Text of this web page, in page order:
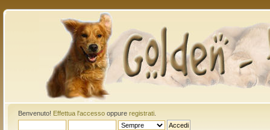
Benvenuto! Effettua l'accessooppure registrati.